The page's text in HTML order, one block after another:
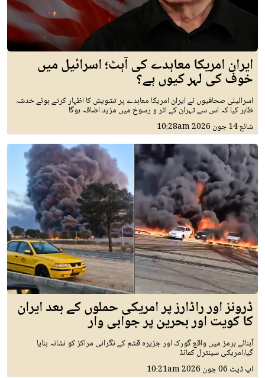
ایران امریکا معاہدے کی آہٹ؛ اسرائیل میں
خوف کی لہر کیوں ہے؟
اسرائیلی صحافیوں نے ایران امریکا معاہدے پر تشویش کا اظہار کرتے ہوئے خدشہ
ظاہر کیا کہ اس سے تہران کے اثر و رسوخ میں مزید اضافہ ہوگا
شائع14 جون 2026 10:28am
ڈرونز اور راڈارز پر امریکی حملوں کے بعد ایران
کا کویت اور بحرین پر جوابی وار
آبنائے ہرمز میں واقع گورک اور جزیرہ قشم کے نگرانی مراکز کو نشانہ بنایا
گیا،امریکی سینٹرل کمانڈ
اپ ڈیٹ 06 جون 2026 10:21am